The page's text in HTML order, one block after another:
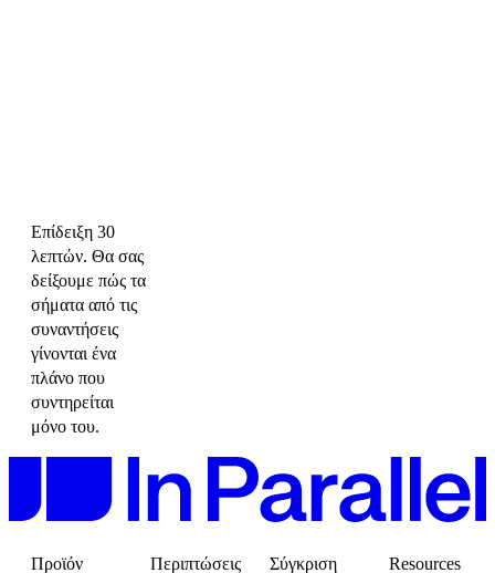
Επίδειξη 30
λεπτών. Θα σας
δείξουμε πώς τα
σήματα από τις
συναντήσεις
γίνονται ένα
πλάνο που
συντηρείται
μόνο του.
Προϊόν
Περιπτώσεις
Σύγκριση Resources